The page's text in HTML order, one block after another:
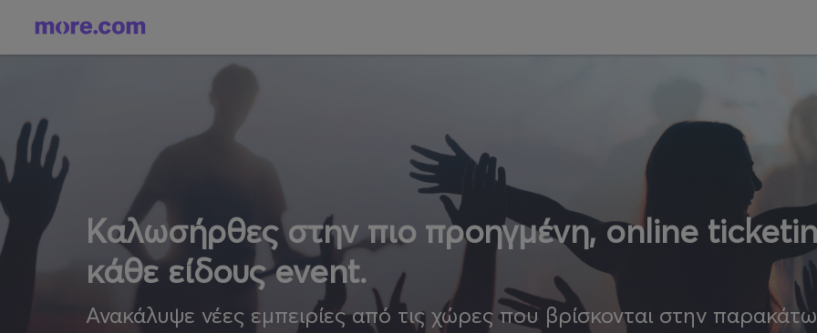
Καλωσήρθες στην πιο προηγμένη, online
κάθε είδους event.
Ανακάλυψε νέες εμπειρίες από τις χώρες που βρίσκονται στην παρακάτω